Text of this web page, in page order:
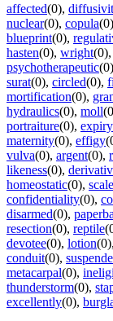
affected(0),
nuclear(0), copula(0)
blueprint(0),
hasten(0), wright(0),
psychotherapeutic(0)
surat(0), circled(0),
mortification(0),
hydraulics(0), moll
portraiture(0), expiry
maternity(0), effigy
vulva(0), argent(0),
likeness(0),
homeostatic(0),
confidentiality(0),
disarmed(0),
resection(0), reptile
devotee(0), lotion(0),
conduit(0),
metacarpal(0),
thunderstorm(0),
excellently(0),